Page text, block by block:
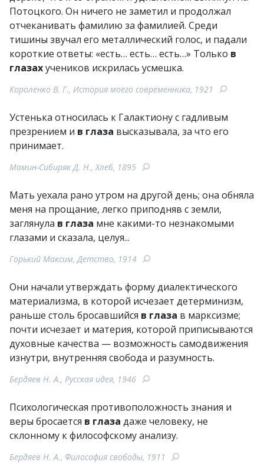
Потоцкого. Он ничего не заметил и продолжал
отчеканивать фамилию за фамилией. Среди
тишины звучал его металлический голос, и падали
короткие ответы: «есть… есть… есть…» Только в
глазахучеников искрилась усмешка.
Короленко В. Г., История моего современника, 1921
Устенька относилась к Галактиону с гадливым
презрением и в глаза высказывала, за что его
принимает.
Мамин-Сибиряк Д. Н., Хлеб, 1895
Мать уехала рано утром на другой день; она обняла
меня на прощание, легко приподняв с земли,
заглянула в глаза мне какими-то незнакомыми
глазами и сказала, целуя...
Горький Максим, Детство, 1914
Они начали утверждать форму диалектического
материализма, в которой исчезает детерминизм,
раньше столь бросавшийся в глаза в марксизме;
почти исчезает и материя, которой приписываются
духовные качества — возможность самодвижения
изнутри, внутренняя свобода и разумность.
Бердяев Н. А., Русская идея, 1946
Психологическая противоположность знания и
веры бросается в глаза даже человеку, не
склонному к философскому анализу.
Бердяев Н. А., Философия свободы, 1911